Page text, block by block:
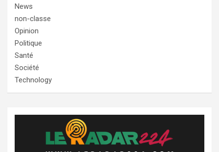
News
non-classe
Opinion
Politique
Santé
Société
Technology